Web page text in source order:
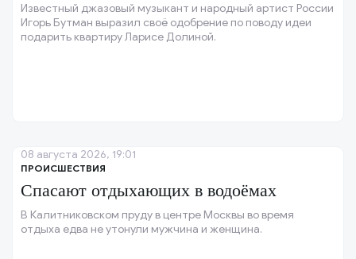
Известный джазовый музыкант и народный артист России
Игорь Бутман выразил своё одобрение по поводу идеи
подарить квартиру Ларисе Долиной.
ПРОИСШЕСТВИЯ
Спасают отдыхающих в водоёмах
В Калитниковском пруду в центре Москвы во время
отдыха едва не утонули мужчина и женщина.
08 августа 2026, 19:01